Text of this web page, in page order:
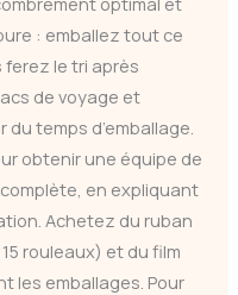
: emballez tout ce
le tri après
de voyage et
temps d’emballage.
obtenir une équipe de
en expliquant
Achetez du ruban
rouleaux) et du film
les emballages. Pour